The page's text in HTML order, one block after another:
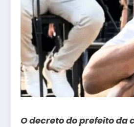
O decreto do prefeito da